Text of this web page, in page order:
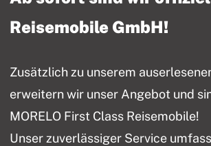
Reisemobile GmbH!
Zusätzlich zu unserem
erweitern wir unser Angebot und
MORELO First Class Reisemobile!
Unser zuverlässiger Service